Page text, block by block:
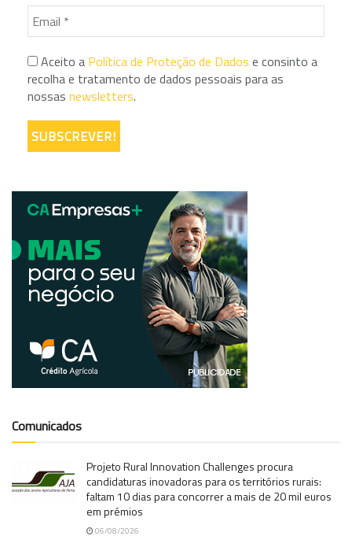
Aceito a Política de Proteção de Dados e consinto a
recolha e tratamento de dados pessoais para as
nossas newsletters.
Comunicados
Projeto Rural Innovation Challenges procura
candidaturas inovadoras para os territórios rurais:
faltam 10 dias para concorrer a mais de 20 mil euros
em prémios
06/08/2026